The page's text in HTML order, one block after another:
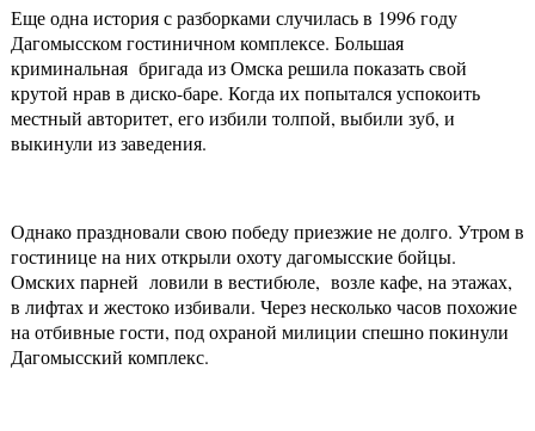
Еще одна история с разборками случилась в 1996 году
Дагомысском гостиничном комплексе. Большая
криминальная бригада из Омска решила показать свой
крутой нрав в диско-баре. Когда их попытался успокоить
местный авторитет, его избили толпой, выбили зуб, и
выкинули из заведения.
Однако праздновали свою победу приезжие не долго. Утром в
гостинице на них открыли охоту дагомысские бойцы.
Омских парней ловили в вестибюле, возле кафе, на этажах,
в лифтах и жестоко избивали. Через несколько часов похожие
на отбивные гости, под охраной милиции спешно покинули
Дагомысский комплекс.